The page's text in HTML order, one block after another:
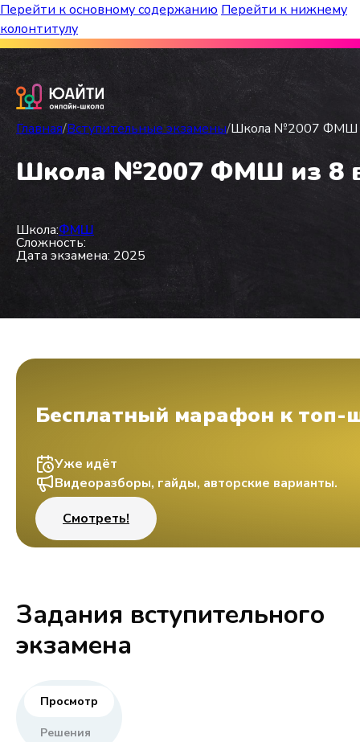
Перейти к основному содержанию Перейти к нижнему
колонтитулу
Бесплатный марафон к топ-школам!
Главная/Вступительные экзамены/Школа №2007 ФМШ
Школа №2007 ФМШ из 8 в
Школа:ФМШ
Сложность:
Дата экзамена: 2025
Бесплатный марафон к топ-
Уже идёт
Видеоразборы, гайды, авторские варианты.
Смотреть!
Задания вступительного
экзамена
Просмотр
Решения